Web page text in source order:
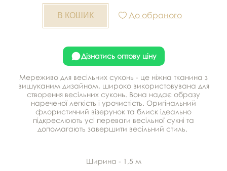
До обраного
Дізнатись оптову ціну
Мереживо для весільних суконь - це ніжна тканина з
вишуканим дизайном, широко використовувана для
створення весільних суконь. Вона надає образу
нареченої легкість і урочистість. Оригінальний
флористичний візерунок та блиск ідеально
підкреслюють усі переваги весільної сукні та
допомагають завершити весільний стиль.
Ширина - 1,5 м